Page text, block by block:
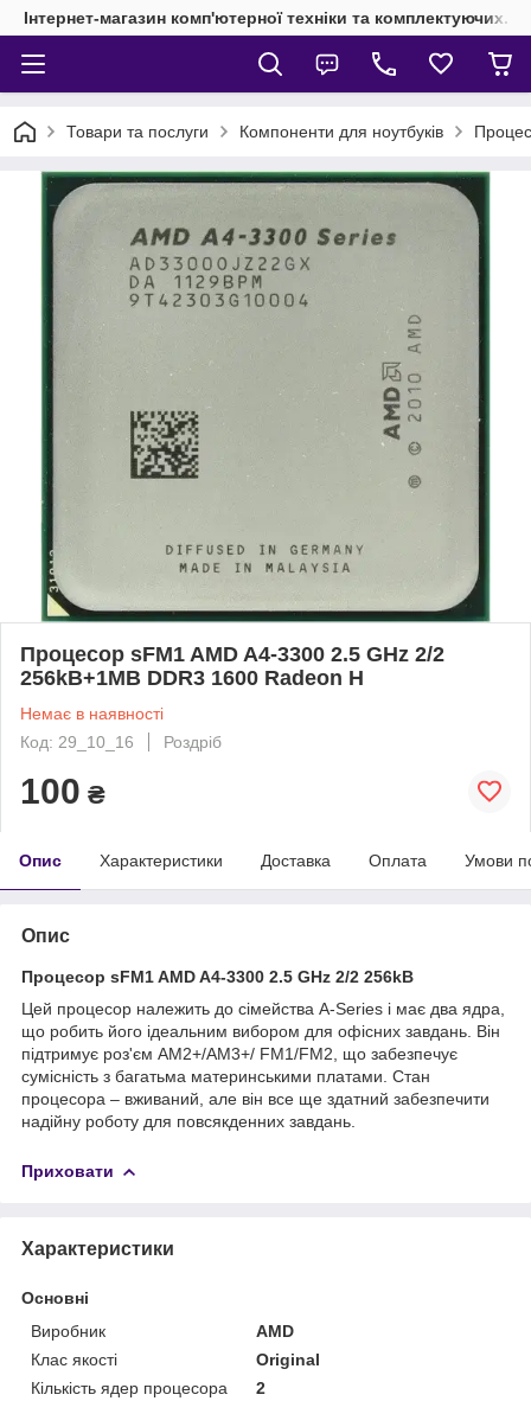
Інтернет-магазин комп'ютерної техніки та комплектуючих.
Товари та послуги Компоненти для ноутбуків
Процесор sFM1 AMD A4-3300 2.5 GHz 2/2
256kB+1MB DDR3 1600 Radeon H
Немає в наявності
Код: 29_10_16
Роздріб
100 ₴
Опис Характеристики Доставка Оплата Умови
Опис
Процесор sFM1 AMD A4-3300 2.5 GHz 2/2 256kB
Цей процесор належить до сімейства A-Series і має два ядра,
що робить його ідеальним вибором для офісних завдань. Він
підтримує роз'єм AM2+/AM3+/ FM1/FM2, що забезпечує
сумісність з багатьма материнськими платами. Стан
процесора – вживаний, але він все ще здатний забезпечити
надійну роботу для повсякденних завдань.
Приховати
Характеристики
Основні
Виробник
AMD
Клас якості
Original
Кількість ядер процесора
2